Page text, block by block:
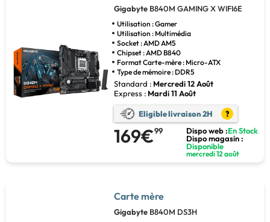
Gigabyte B840M GAMING X WIFI6E
Utilisation : Gamer
Utilisation : Multimédia
Socket : AMD AM5
Chipset : AMD B840
Format Carte-mère : Micro-ATX
Type de mémoire : DDR5
Standard : Mercredi 12 Août
Express : Mardi 11 Août
Eligible livraison 2H ?
169€99 Dispo web :En Stock
Dispo magasin :
Disponible
mercredi 12 août
Carte mère
Gigabyte B840M DS3H